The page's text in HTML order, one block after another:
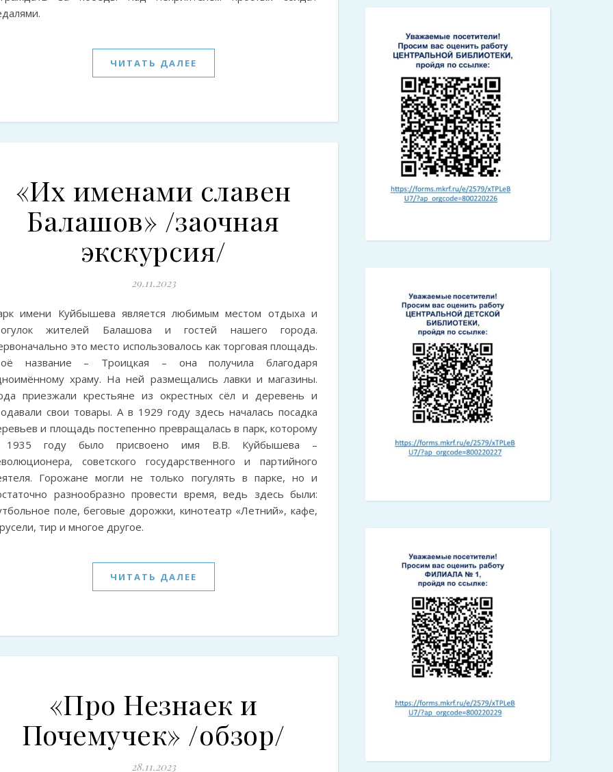
ЧИТАТЬ ДАЛЕЕ
«Их именами славен
Балашов» /заочная
экскурсия/
29.11.2023
имени Куйбышева является любимым местом отдыха и
жителей Балашова и гостей нашего города.
это место использовалось как торговая площадь.
название – Троицкая – она получила благодаря
храму. На ней размещались лавки и магазины.
приезжали крестьяне из окрестных сёл и деревень и
свои товары. А в 1929 году здесь началась посадка
и площадь постепенно превращалась в парк, которому
году было присвоено имя В.В. Куйбышева –
советского государственного и партийного
Горожане могли не только погулять в парке, но и
разнообразно провести время, ведь здесь были:
поле, беговые дорожки, кинотеатр «Летний», кафе,
тир и многое другое.
ЧИТАТЬ ДАЛЕЕ
«Про Незнаек и
Почемучек» /обзор/
28.11.2023